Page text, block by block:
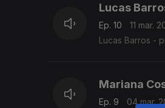
Lucas
Ep. 10
11 mar.
Lucas Barros -
Mariana
Ep. 9 04 mar.